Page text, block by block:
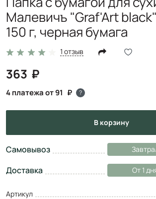
Малевичъ "Graf'Art
150 г, черная бумага
1 отзыв
363
4 платежа от 91 ?
в корзину
Самовывоз
Доставка От 1
Артикул